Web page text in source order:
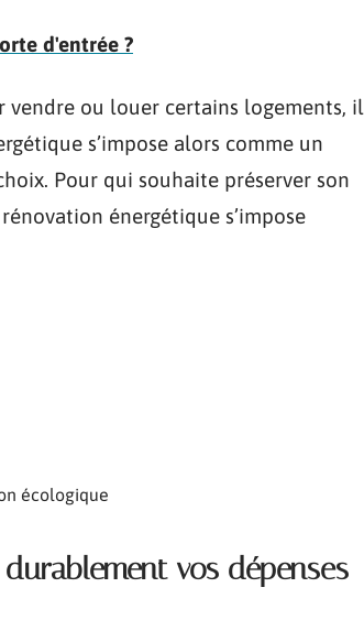
d'entrée ?
vendre ou louer certains logements, il
s’impose alors comme un
Pour qui souhaite préserver son
énergétique s’impose
écologique
vos dépenses